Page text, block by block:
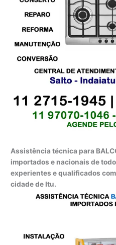
Assistência técnica para
importados e nacionais de
experientes e qualificados
cidade de Itu.